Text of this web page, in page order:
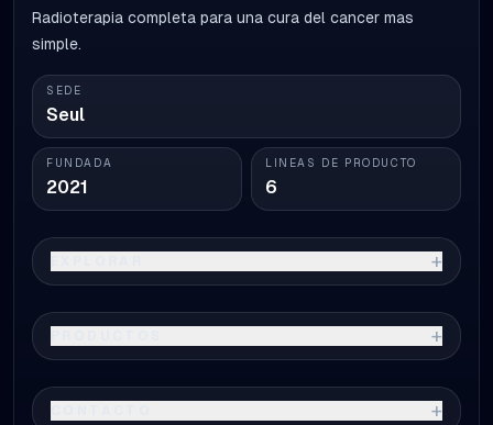
Radioterapia completa para una cura del cancer mas
simple.
SEDE
Seul
FUNDADA
2021
LINEAS DE PRODUCTO
6
+
+
+